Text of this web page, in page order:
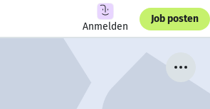
Anmelden
Job posten